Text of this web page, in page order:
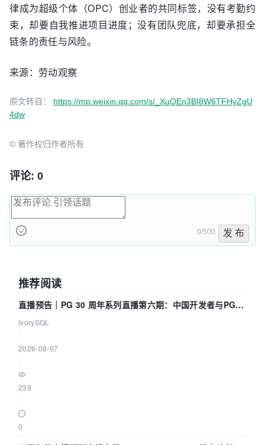
律成为超级个体（OPC）创业者的共同标签，没有考勤约
束，却要自我推进项目进度；没有团队兜底，却要承担全
链条的责任与风险。
来源：劳动观察
原文转自： https://mp.weixin.qq.com/s/_XuQEn3BI8W6TFHyZgU
4dw
© 著作权归作者所有
评论: 0
0/500 发 布
推荐阅读
直播预告｜PG 30 周年系列直播第六期：中国开发者与PG内
核——我们改得动吗？我们贡献了什么？
IvorySQL
2026-08-07
239
0